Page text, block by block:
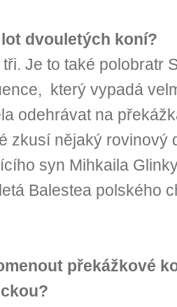
dvouletých koní?
Je to také polobratr
který vypadá
odehrávat na
zkusí nějaký rovinový
syn Mihkaila
Balestea polského
překážkové